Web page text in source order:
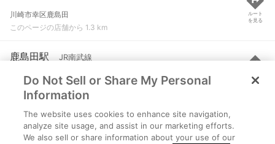
川崎市幸区鹿島田
このページの店舗から 1.3 km
ルート
を見る
鹿島田駅 JR南武線
川崎市幸区鹿島田
このページの店舗から 1.6 km
ルート
を見る
平間駅 JR南武線
川崎市中原区田尻町
Do Not Sell or Share My Personal
Information
The website uses cookies to enhance site navigation,
analyze site usage, and assist in our marketing efforts.
We also sell or share information about your use of our